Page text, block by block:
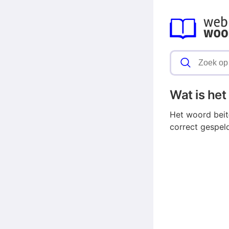
Wat is
Het woord
correct